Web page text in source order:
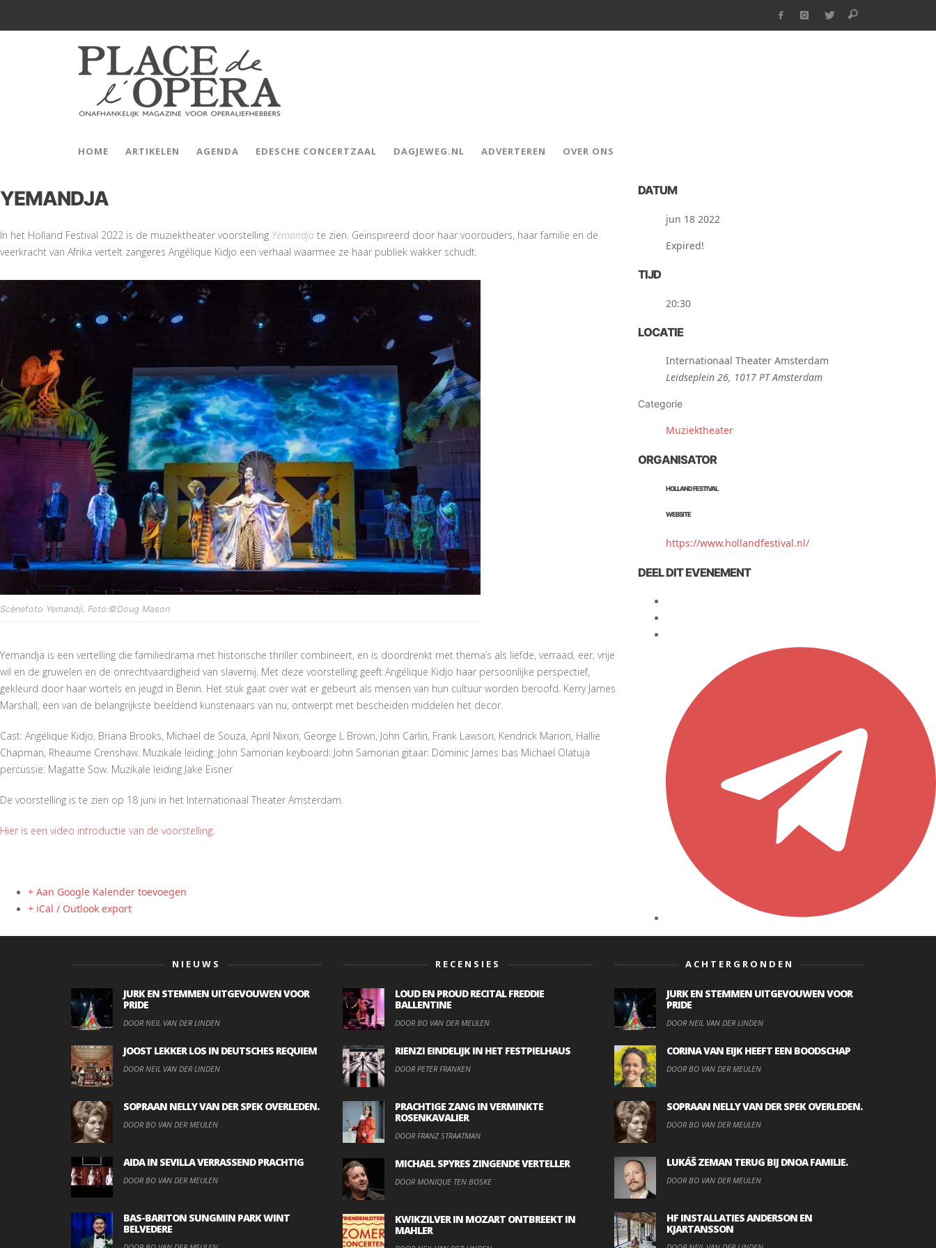
HOME ARTIKELEN AGENDA EDESCHE CONCERTZAAL DAGJEWEG.NL ADVERTEREN OVER ONS
YEMANDJA
In het Holland Festival 2022 is de muziektheater voorstelling Yemandja te zien. Geïnspireerd door haar voorouders, haar familie en de
veerkracht van Afrika vertelt zangeres Angélique Kidjo een verhaal waarmee ze haar publiek wakker schudt.
Scènefoto Yemandji. Foto:©Doug Mason
Yemandja is een vertelling die familiedrama met historische thriller combineert, en is doordrenkt met thema’s als liefde, verraad, eer, vrije
wil en de gruwelen en de onrechtvaardigheid van slavernij. Met deze voorstelling geeft Angélique Kidjo haar persoonlijke perspectief,
gekleurd door haar wortels en jeugd in Benin. Het stuk gaat over wat er gebeurt als mensen van hun cultuur worden beroofd. Kerry James
Marshall, een van de belangrijkste beeldend kunstenaars van nu, ontwerpt met bescheiden middelen het decor.
Cast: Angélique Kidjo, Briana Brooks, Michael de Souza, April Nixon, George L Brown, John Carlin, Frank Lawson, Kendrick Marion, Hallie
Chapman, Rheaume Crenshaw. Muzikale leiding: John Samorian keyboard: John Samorian gitaar: Dominic James bas Michael Olatuja
percussie: Magatte Sow. Muzikale leiding Jake Eisner
De voorstelling is te zien op 18 juni in het Internationaal Theater Amsterdam.
Hier is een video introductie van de voorstelling.
+ Aan Google Kalender toevoegen
+ iCal / Outlook export
DATUM
jun 18 2022
Expired!
TIJD
20:30
LOCATIE
Internationaal Theater Amsterdam
Leidseplein 26, 1017 PT Amsterdam
Categorie
Muziektheater
ORGANISATOR
HOLLAND FESTIVAL
WEBSITE
https://www.hollandfestival.nl/
DEEL DIT EVENEMENT
NIEUWS
JURK EN STEMMEN UITGEVOUWEN VOOR
PRIDE
DOOR NEIL VAN DER LINDEN
JOOST LEKKER LOS IN DEUTSCHES REQUIEM
DOOR NEIL VAN DER LINDEN
SOPRAAN NELLY VAN DER SPEK OVERLEDEN.
DOOR BO VAN DER MEULEN
AIDA IN SEVILLA VERRASSEND PRACHTIG
DOOR BO VAN DER MEULEN
BAS-BARITON SUNGMIN PARK WINT
BELVEDERE
RECENSIES
LOUD EN PROUD RECITAL FREDDIE
BALLENTINE
DOOR BO VAN DER MEULEN
RIENZI EINDELIJK IN HET FESTPIELHAUS
DOOR PETER FRANKEN
PRACHTIGE ZANG IN VERMINKTE
ROSENKAVALIER
DOOR FRANZ STRAATMAN
MICHAEL SPYRES ZINGENDE VERTELLER
DOOR MONIQUE TEN BOSKE
KWIKZILVER IN MOZART ONTBREEKT IN
MAHLER
ACHTERGRONDEN
JURK EN STEMMEN UITGEVOUWEN VOOR
PRIDE
DOOR NEIL VAN DER LINDEN
CORINA VAN EIJK HEEFT EEN BOODSCHAP
DOOR BO VAN DER MEULEN
SOPRAAN NELLY VAN DER SPEK OVERLEDEN.
DOOR BO VAN DER MEULEN
LUKÁŠ ZEMAN TERUG BIJ DNOA FAMILIE.
DOOR BO VAN DER MEULEN
HF INSTALLATIES ANDERSON EN
KJARTANSSON